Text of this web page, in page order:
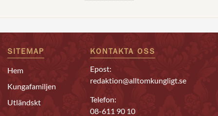
SITEMAP
Hem
Kungafamiljen
Utländskt
KONTAKTA OSS
Epost:
redaktion@alltomkungligt.se
Telefon:
08-611 90 10